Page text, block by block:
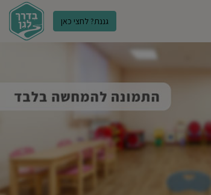
גננת? לחצי כאן